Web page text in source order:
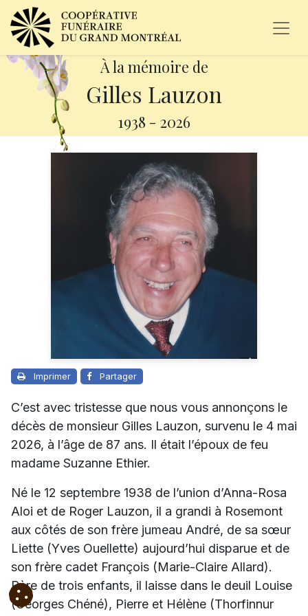
À la mémoire de
Gilles Lauzon
1938 - 2026
Imprimer Partager
C’est avec tristesse que nous vous annonçons le
décès de monsieur Gilles Lauzon, survenu le 4 mai
2026, à l’âge de 87 ans. Il était l’époux de feu
madame Suzanne Ethier.
Né le 12 septembre 1938 de l’union d’Anna-Rosa
Aloi et de Roger Lauzon, il a grandi à Rosemont
aux côtés de son frère jumeau André, de sa sœur
Liette (Yves Ouellette) aujourd’hui disparue et de
son frère cadet François (Marie-Claire Allard).
Père de trois enfants, il laisse dans le deuil Louise
(Georges Chéné), Pierre et Hélène (Thorfinnur